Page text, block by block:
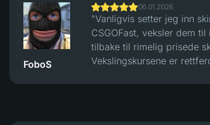
FoboS
06.01.2026
"Vanligvis setter jeg inn
CSGOFast, veksler dem
tilbake til rimelig prisede
Vekslingskursene er